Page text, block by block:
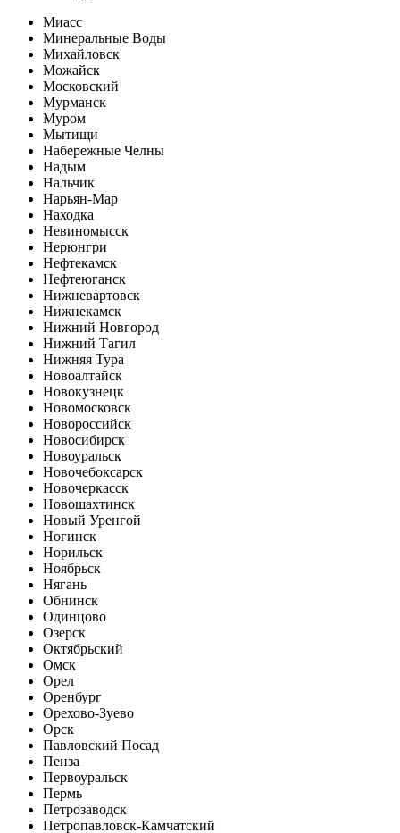
Миасс
Минеральные Воды
Михайловск
Можайск
Московский
Мурманск
Муром
Мытищи
Набережные Челны
Надым
Нальчик
Нарьян-Мар
Находка
Невиномысск
Нерюнгри
Нефтекамск
Нефтеюганск
Нижневартовск
Нижнекамск
Нижний Новгород
Нижний Тагил
Нижняя Тура
Новоалтайск
Новокузнецк
Новомосковск
Новороссийск
Новосибирск
Новоуральск
Новочебоксарск
Новочеркасск
Новошахтинск
Новый Уренгой
Ногинск
Норильск
Ноябрьск
Нягань
Обнинск
Одинцово
Озерск
Октябрьский
Омск
Орел
Оренбург
Орехово-Зуево
Орск
Павловский Посад
Пенза
Первоуральск
Пермь
Петрозаводск
Петропавловск-Камчатский